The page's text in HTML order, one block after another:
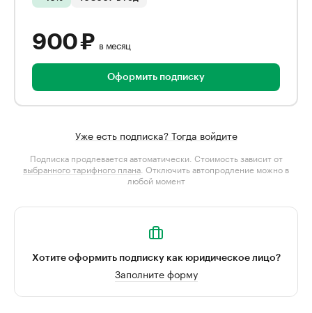
900 ₽ в месяц
Оформить подписку
Уже есть подписка? Тогда войдите
Подписка продлевается автоматически. Стоимость зависит от
выбранного тарифного плана . Отключить автопродление можно в
любой момент
Хотите оформить подписку как юридическое лицо?
Заполните форму